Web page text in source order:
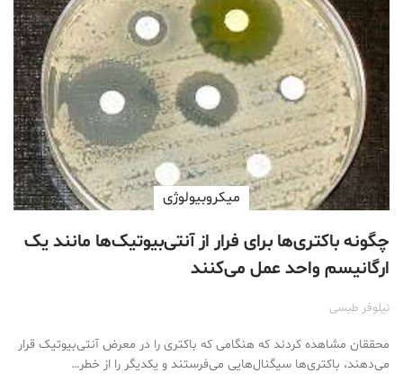
ميكروبيولوژی
چگونه باکتری‌ها برای فرار از آنتی‌بیوتیک‌ها مانند یک
ارگانیسم واحد عمل می‌کنند
نیلوفر طبسی
محققان مشاهده کردند که هنگامی که باکتری را در معرض آنتی‌بیوتیک قرار
می‌دهند، باکتری‌ها سیگنال‌هایی می‌فرستند و یکدیگر را از خطر…